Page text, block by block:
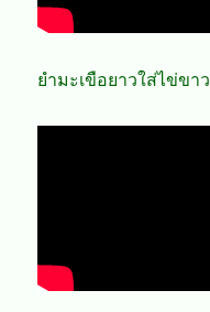
ยำมะเขือยาวใส่ไข่ขาว